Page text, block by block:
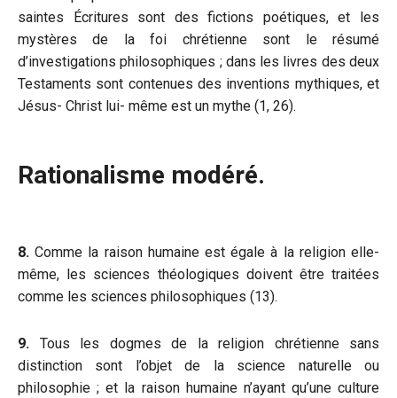
saintes Écritures sont des fictions poétiques, et les
mystères de la foi chrétienne sont le résumé
d’investigations philosophiques ; dans les livres des deux
Testaments sont contenues des inventions mythiques, et
Jésus- Christ lui- même est un mythe (1, 26).
Rationalisme modéré.
8. Comme la raison humaine est égale à la religion elle-
même, les sciences théologiques doivent être traitées
comme les sciences philosophiques (13).
9. Tous les dogmes de la religion chrétienne sans
distinction sont l’objet de la science naturelle ou
philosophie ; et la raison humaine n’ayant qu’une culture